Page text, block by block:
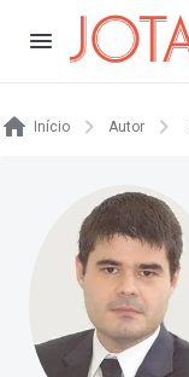
Início Autor